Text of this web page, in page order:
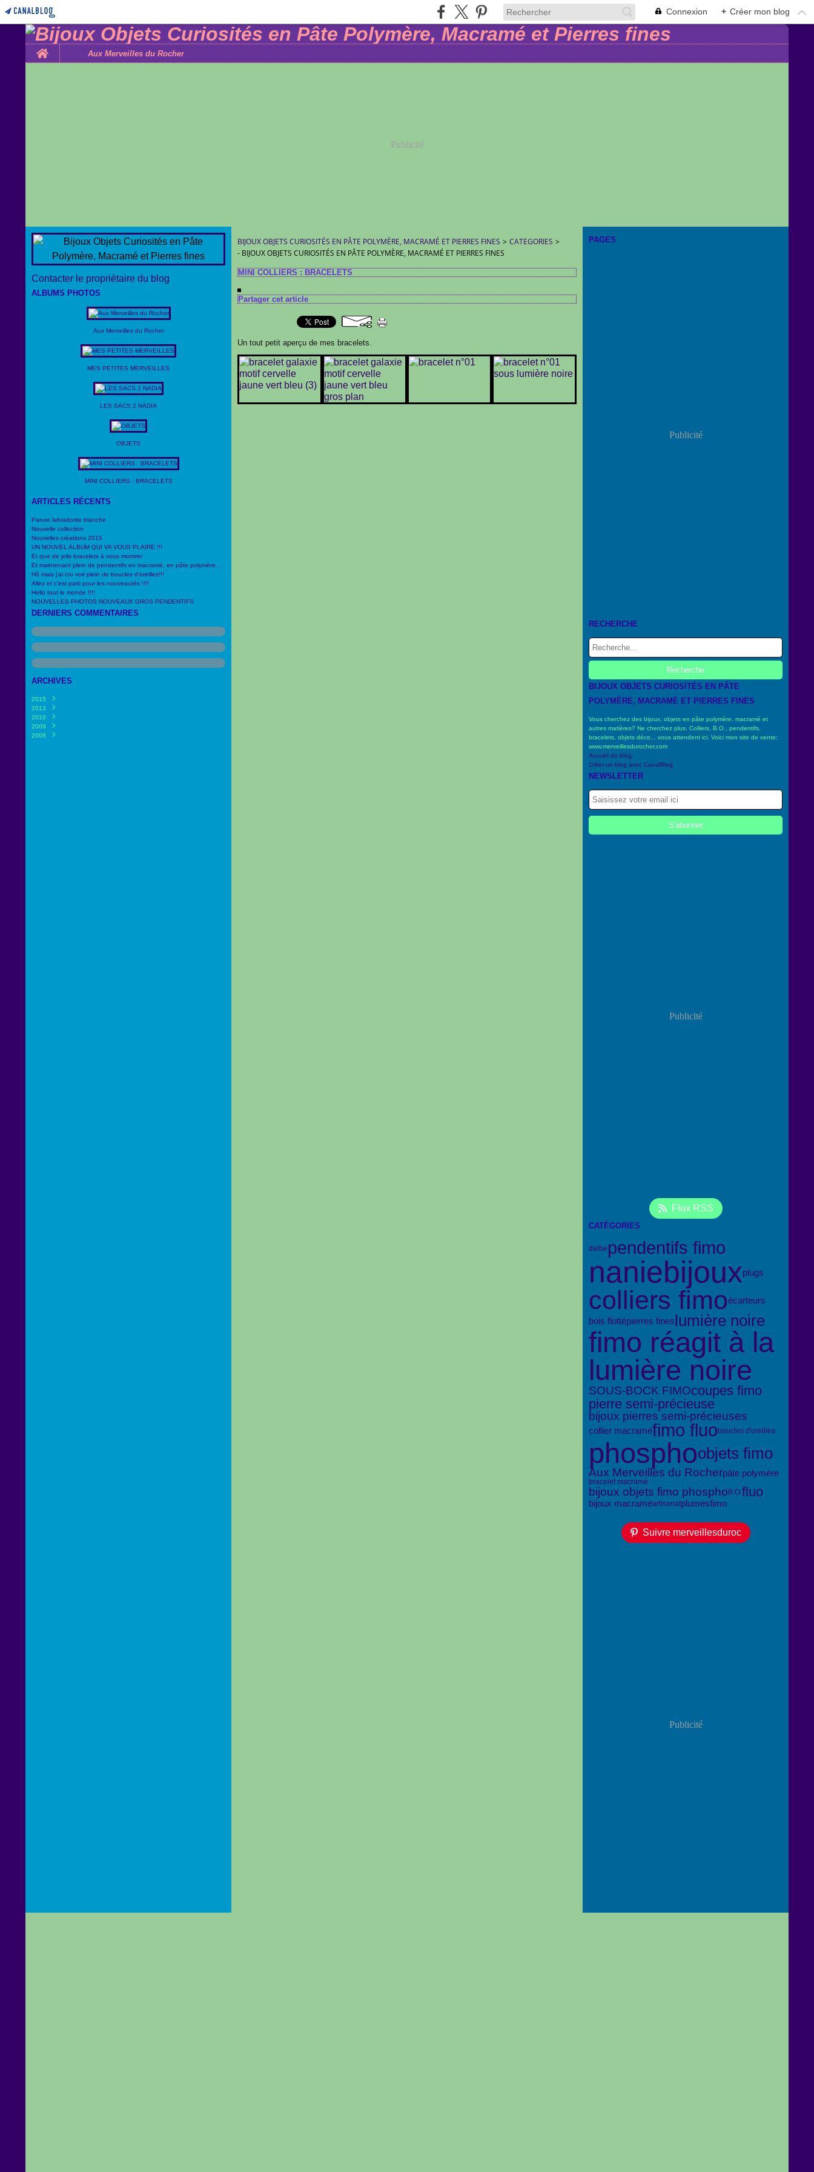
Connexion + Créer mon blog
Home
Aux Merveilles du Rocher
Publicité
Contacter le propriétaire du blog
ALBUMS PHOTOS
Aux Merveilles du Rocher
MES PETITES MERVEILLES
LES SACS 2 NADIA
OBJETS
MINI COLLIERS : BRACELETS
ARTICLES RÉCENTS
Parure labradorite blanche
Nouvelle collection
Nouvelles créations 2015
UN NOUVEL ALBUM QUI VA VOUS PLAIRE !!!
Et que de jolis bracelets à vous montrer
Et maintenant plein de pendentifs en macramé, en pâte polymère....
Hô mais j'ai cru voir plein de boucles d'oreilles!!!
Allez et c'est parti pour les nouveautés !!!!
Hello tout le monde !!!!
NOUVELLES PHOTOS NOUVEAUX GROS PENDENTIFS
DERNIERS COMMENTAIRES
ARCHIVES
2015
Juin
Février
2013
Février
2010
Avril
Mars
2009
Avril
2008
BIJOUX OBJETS CURIOSITÉS EN PÂTE POLYMÈRE, MACRAMÉ ET PIERRES FINES > CATEGORIES >
- BIJOUX OBJETS CURIOSITÉS EN PÂTE POLYMÈRE, MACRAMÉ ET PIERRES FINES
MINI COLLIERS : BRACELETS
Partager cet article
Un tout petit aperçu de mes bracelets.
PAGES
Publicité
RECHERCHE
BIJOUX OBJETS CURIOSITÉS EN PÂTE
POLYMÈRE, MACRAMÉ ET PIERRES FINES
Vous cherchez des bijoux, objets en pâte polymère, macramé et
autres matières? Ne cherchez plus. Colliers, B.O., pendentifs,
bracelets, objets déco... vous attendent ici. Voici mon site de vente:
www.merveillesdurocher.com
Accueil du blog
Créer un blog avec CanalBlog
NEWSLETTER
Publicité
Flux RSS
CATÉGORIES
dalbe pendentifs fimo
naniebijouxplugs
colliers fimoécarteurs
bois flottépierres fines lumière noire
fimo réagit à la
lumière noire
SOUS-BOCK FIMOcoupes fimo
pierre semi-précieuse
bijoux pierres semi-précieuses
collier macraméfimo fluoboucles d'oreilles
phosphoobjets fimo
Aux Merveilles du Rocherpâte polymère
bracelet macramé
bijoux objets fimo phospho B.O.fluo
bijoux macraméartisanatplumesfimo
Suivre merveillesduroc
Publicité